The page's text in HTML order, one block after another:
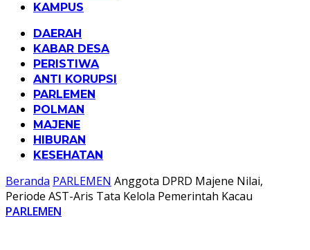
KAMPUS
DAERAH
KABAR DESA
PERISTIWA
ANTI KORUPSI
PARLEMEN
POLMAN
MAJENE
HIBURAN
KESEHATAN
Beranda PARLEMEN Anggota DPRD Majene Nilai,
Periode AST-Aris Tata Kelola Pemerintah Kacau
PARLEMEN